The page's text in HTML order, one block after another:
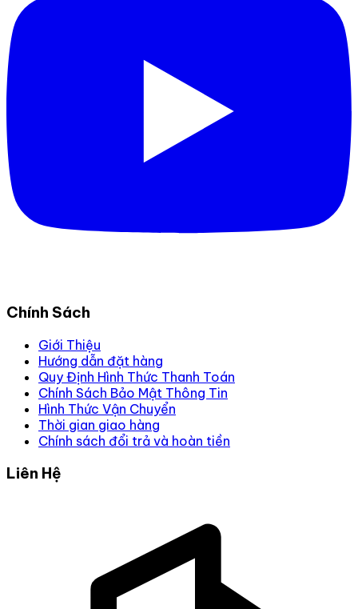
Chính Sách
Giới Thiệu
Hướng dẫn đặt hàng
Quy Định Hình Thức Thanh Toán
Chính Sách Bảo Mật Thông Tin
Hình Thức Vận Chuyển
Thời gian giao hàng
Chính sách đổi trả và hoàn tiền
Liên Hệ